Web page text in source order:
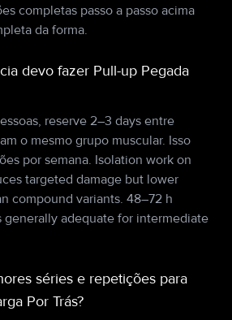
completas passo a passo acima
da forma.
devo fazer Pull-up Pegada
reserve 2–3 days entre
o mesmo grupo muscular. Isso
por semana. Isolation work on
targeted damage but lower
compound variants. 48–72 h
generally adequate for intermediate
séries e repetições para
Por Trás?